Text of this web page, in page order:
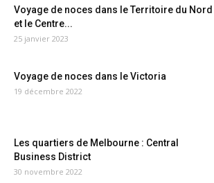
Voyage de noces dans le Territoire du Nord
et le Centre...
25 janvier 2023
Voyage de noces dans le Victoria
19 décembre 2022
Les quartiers de Melbourne : Central
Business District
30 novembre 2022